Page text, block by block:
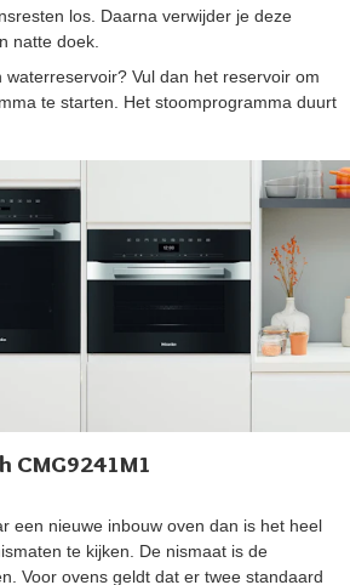
los. Daarna verwijder je deze
natte doek.
waterreservoir? Vul dan het reservoir om
te starten. Het stoomprogramma duurt
CMG9241M1
een nieuwe inbouw oven dan is het heel
te kijken. De nismaat is de
Voor ovens geldt dat er twee standaard